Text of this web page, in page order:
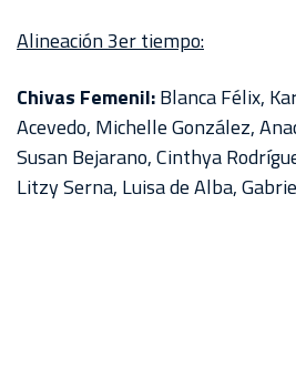
Alineación 3er tiempo:
Chivas Femenil:Blanca Félix,
Acevedo, Michelle González,
Susan Bejarano, Cinthya
Litzy Serna, Luisa de Alba,